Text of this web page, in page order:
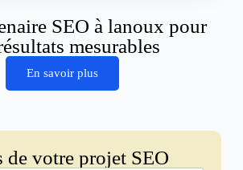
SEO à lanoux pour
mesurables
En savoir plus
de votre projet SEO